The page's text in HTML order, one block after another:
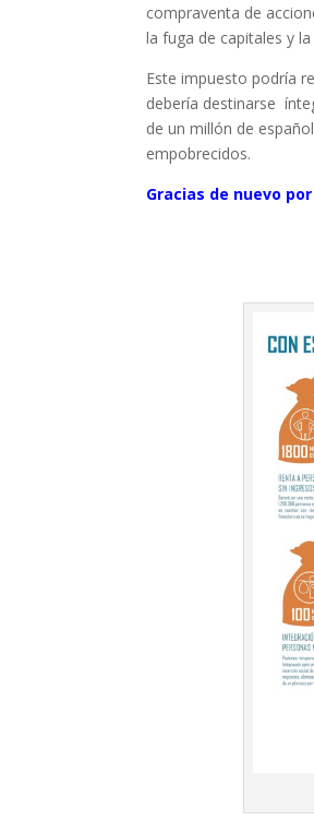
compraventa de
la fuga de capitales y
Este impuesto podría
debería destinarse
de un millón de
empobrecidos.
Gracias de nuevo